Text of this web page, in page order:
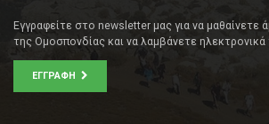
Εγγραφείτε στο newsletter μας για να μαθαίνετε
της Ομοσπονδίας και να λαμβάνετε
ΕΓΓΡΑΦΉ